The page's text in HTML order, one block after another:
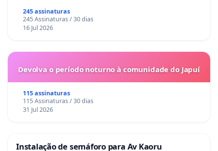
245 assinaturas
245 Assinaturas / 30 dias
16 Jul 2026
Devolva o período noturno à comunidade do Japuí
115 assinaturas
115 Assinaturas / 30 dias
31 Jul 2026
Instalação de semáforo para Av Kaoru